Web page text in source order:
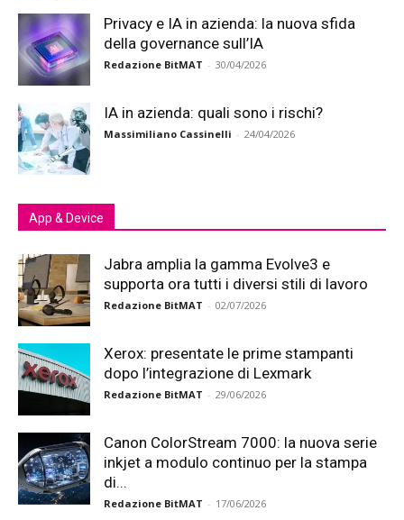
Privacy e IA in azienda: la nuova sfida
della governance sull’IA
Redazione BitMAT - 30/04/2026
IA in azienda: quali sono i rischi?
Massimiliano Cassinelli - 24/04/2026
App & Device
Jabra amplia la gamma Evolve3 e
supporta ora tutti i diversi stili di lavoro
Redazione BitMAT - 02/07/2026
Xerox: presentate le prime stampanti
dopo l’integrazione di Lexmark
Redazione BitMAT - 29/06/2026
Canon ColorStream 7000: la nuova serie
inkjet a modulo continuo per la stampa
di...
Redazione BitMAT - 17/06/2026